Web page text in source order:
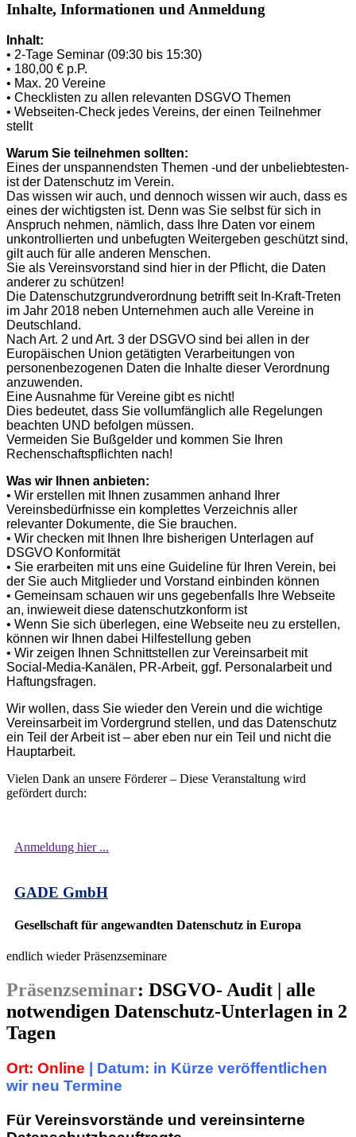
Inhalte, Informationen und Anmeldung
Inhalt:
• 2-Tage Seminar (09:30 bis 15:30)
• 180,00 € p.P.
• Max. 20 Vereine
• Checklisten zu allen relevanten DSGVO Themen
• Webseiten-Check jedes Vereins, der einen Teilnehmer
stellt
Warum Sie teilnehmen sollten:
Eines der unspannendsten Themen -und der unbeliebtesten-
ist der Datenschutz im Verein.
Das wissen wir auch, und dennoch wissen wir auch, dass es
eines der wichtigsten ist. Denn was Sie selbst für sich in
Anspruch nehmen, nämlich, dass Ihre Daten vor einem
unkontrollierten und unbefugten Weitergeben geschützt sind,
gilt auch für alle anderen Menschen.
Sie als Vereinsvorstand sind hier in der Pflicht, die Daten
anderer zu schützen!
Die Datenschutzgrundverordnung betrifft seit In-Kraft-Treten
im Jahr 2018 neben Unternehmen auch alle Vereine in
Deutschland.
Nach Art. 2 und Art. 3 der DSGVO sind bei allen in der
Europäischen Union getätigten Verarbeitungen von
personenbezogenen Daten die Inhalte dieser Verordnung
anzuwenden.
Eine Ausnahme für Vereine gibt es nicht!
Dies bedeutet, dass Sie vollumfänglich alle Regelungen
beachten UND befolgen müssen.
Vermeiden Sie Bußgelder und kommen Sie Ihren
Rechenschaftspflichten nach!
Was wir Ihnen anbieten:
• Wir erstellen mit Ihnen zusammen anhand Ihrer
Vereinsbedürfnisse ein komplettes Verzeichnis aller
relevanter Dokumente, die Sie brauchen.
• Wir checken mit Ihnen Ihre bisherigen Unterlagen auf
DSGVO Konformität
• Sie erarbeiten mit uns eine Guideline für Ihren Verein, bei
der Sie auch Mitglieder und Vorstand einbinden können
• Gemeinsam schauen wir uns gegebenfalls Ihre Webseite
an, inwieweit diese datenschutzkonform ist
• Wenn Sie sich überlegen, eine Webseite neu zu erstellen,
können wir Ihnen dabei Hilfestellung geben
• Wir zeigen Ihnen Schnittstellen zur Vereinsarbeit mit
Social-Media-Kanälen, PR-Arbeit, ggf. Personalarbeit und
Haftungsfragen.
Wir wollen, dass Sie wieder den Verein und die wichtige
Vereinsarbeit im Vordergrund stellen, und das Datenschutz
ein Teil der Arbeit ist – aber eben nur ein Teil und nicht die
Hauptarbeit.
Vielen Dank an unsere Förderer – Diese Veranstaltung wird
gefördert durch:
Anmeldung hier ...
GADE GmbH
Gesellschaft für angewandten Datenschutz in Europa
endlich wieder Präsenzseminare
Präsenzseminar: DSGVO- Audit | alle
notwendigen Datenschutz-Unterlagen in 2
Tagen
Ort: Online | Datum: in Kürze veröffentlichen
wir neu Termine
Für Vereinsvorstände und vereinsinterne